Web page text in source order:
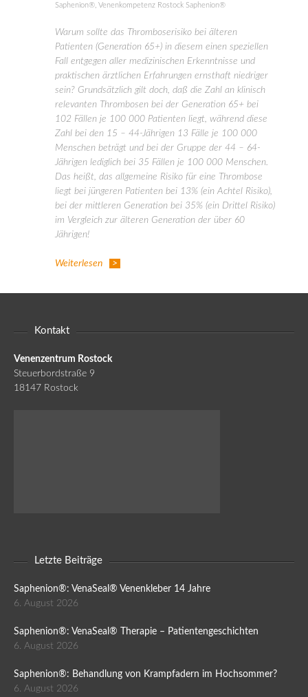
Saphenion® Venenkompetenz Rostock Saphenion®
Warum sollte das Thromboserisiko bei älteren
Patienten (Generation 65+) in diesem einen speziellen
Fall entgegen aller medizinischen Erkenntnisse und
praktischen ärztlichen Erfahrungen ernsthaft niedriger
sein? Grundsätzlich gilt doch, daß die Zahl an klinisch
relevanten Thrombosen bei der Generation 65+ bei
102 Fällen je 100 000 Patienten liegt, während diese
Zahl bei den 15 – 44-Jährigen 13 Fälle je 100 000
Menschen beträgt und bei der Gruppe der 44 – 64-
Jährigen lediglich bei 35 Fällen je 100 000 Menschen.
Das heißt, das allgemeine Risiko für eine Thrombose
liegt bei jüngeren Patienten bei 13% (ein Achtel Risiko),
bei der mittleren Generation bei 35% (ein Drittel Risiko)
im Vergleich zur älteren Generation der über 60
Jährigen!
Weiterlesen
Kontakt
Venenzentrum Rostock
Steuerbordstraße 9
18147 Rostock
Letzte Beiträge
Saphenion®: VenaSeal® Venenkleber 14 Jahre
6. August 2026
Saphenion®: VenaSeal® Therapie – Patientengeschichten
6. August 2026
Saphenion®: Behandlung von Krampfadern im Hochsommer?
6. August 2026